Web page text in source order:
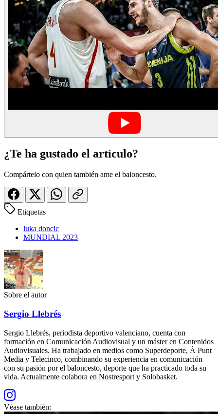
¿Te ha gustado el artículo?
Compártelo con quien también ame el baloncesto.
Etiquetas
luka doncic
MUNDIAL 2023
Sobre el autor
Sergio Llebrés
Sergio Llebrés, periodista deportivo valenciano, cuenta con
formación en Comunicación Audiovisual y un máster en Contenidos
Audiovisuales. Ha trabajado en medios como Superdeporte, À Punt
Media y Telecinco, combinando su experiencia en comunicación
con su pasión por el baloncesto, deporte que ha practicado toda su
vida. Actualmente colabora en Nostresport y Solobasket.
Véase también: